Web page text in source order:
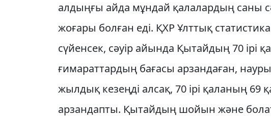
алдыңғы айда мұндай қалалардың саны
жоғары болған еді. ҚХР Ұлттық
сүйенсек, сәуір айында Қытайдың 70 ірі
ғимараттардың бағасы арзандаған,
жылдық кезеңді алсақ, 70 ірі қаланың 69
арзандапты. Қытайдың шойын және